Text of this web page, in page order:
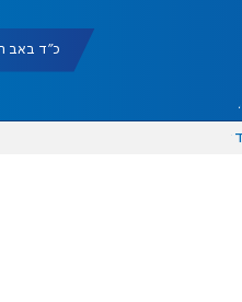
כ"ד באב תשפ"ו